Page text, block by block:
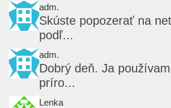
adm.
Skúste popozerať na
podľ...
adm.
Dobrý deň. Ja
príro...
Lenka